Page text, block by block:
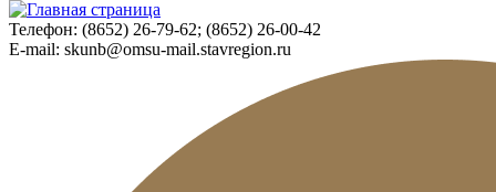
Телефон: (8652) 26-79-62; (8652) 26-00-42
E-mail: skunb@omsu-mail.stavregion.ru